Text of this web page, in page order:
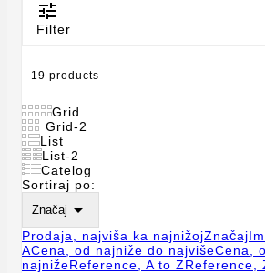

Filter
19 products
Grid
Grid-2
List
List-2
Catelog
Sortiraj po:
Značaj 
Prodaja, najviša ka najnižojZnačaj
ACena, od najniže do najvišeCena,
najnižeReference, A to ZReference,